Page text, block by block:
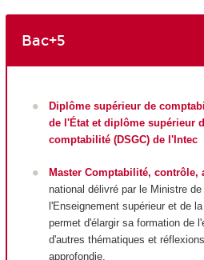
Bac+5
Diplôme supérieur de
de l'État et diplôme supérieur
comptabilité (DSGC) de l'Intec
Master Comptabilité, contrôle,
national délivré par le Ministre
l'Enseignement supérieur et de
permet d'élargir sa formation de
d'autres thématiques et
approfondie.